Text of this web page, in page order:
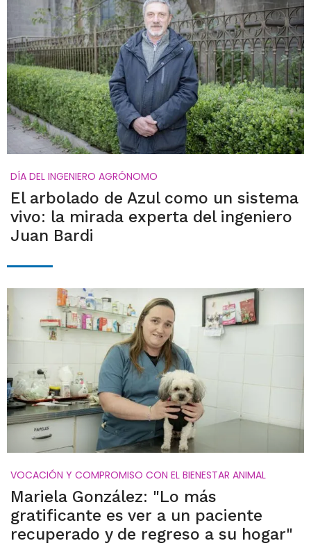
DÍA DEL INGENIERO AGRÓNOMO
El arbolado de Azul como un sistema
vivo: la mirada experta del ingeniero
Juan Bardi
VOCACIÓN Y COMPROMISO CON EL BIENESTAR ANIMAL
Mariela González: "Lo más
gratificante es ver a un paciente
recuperado y de regreso a su hogar"